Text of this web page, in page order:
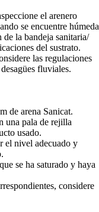
el arenero
se encuentre húmeda
la bandeja sanitaria/
del sustrato.
las regulaciones
fluviales.
de arena Sanicat.
una pala de rejilla
usado.
el nivel adecuado y
se ha saturado y haya
considere